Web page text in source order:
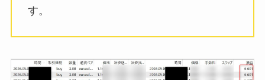
す。